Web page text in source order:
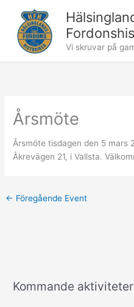
innehåll
Vi skruvar på
Årsmöte
Årsmöte tisdagen den 5 mars
Åkrevägen 21, i Vallsta.
← Föregående Event
Kommande aktiviteter